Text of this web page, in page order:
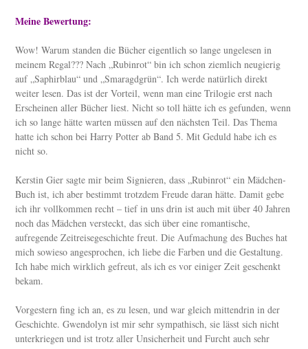
Meine Bewertung:
Wow! Warum standen die Bücher eigentlich so lange ungelesen in
meinem Regal??? Nach „Rubinrot“ bin ich schon ziemlich neugierig
auf „Saphirblau“ und „Smaragdgrün“. Ich werde natürlich direkt
weiter lesen. Das ist der Vorteil, wenn man eine Trilogie erst nach
Erscheinen aller Bücher liest. Nicht so toll hätte ich es gefunden, wenn
ich so lange hätte warten müssen auf den nächsten Teil. Das Thema
hatte ich schon bei Harry Potter ab Band 5. Mit Geduld habe ich es
nicht so.
Kerstin Gier sagte mir beim Signieren, dass „Rubinrot“ ein Mädchen-
Buch ist, ich aber bestimmt trotzdem Freude daran hätte. Damit gebe
ich ihr vollkommen recht – tief in uns drin ist auch mit über 40 Jahren
noch das Mädchen versteckt, das sich über eine romantische,
aufregende Zeitreisegeschichte freut. Die Aufmachung des Buches hat
mich sowieso angesprochen, ich liebe die Farben und die Gestaltung.
Ich habe mich wirklich gefreut, als ich es vor einiger Zeit geschenkt
bekam.
Vorgestern fing ich an, es zu lesen, und war gleich mittendrin in der
Geschichte. Gwendolyn ist mir sehr sympathisch, sie lässt sich nicht
unterkriegen und ist trotz aller Unsicherheit und Furcht auch sehr